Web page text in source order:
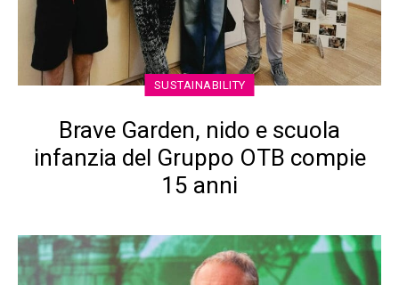
SUSTAINABILITY
Brave Garden, nido e scuola
infanzia del Gruppo OTB compie
15 anni